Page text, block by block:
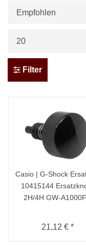
Filter
Casio | G-Shock
10415144
2H/4H GW-
21,12 € *